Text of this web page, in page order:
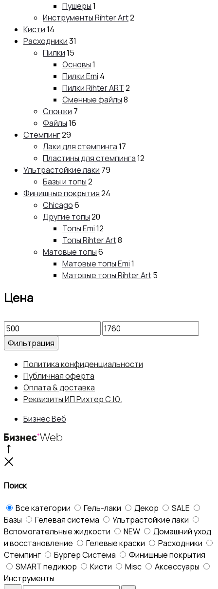
Пушеры1
Инструменты Rihter Art2
Кисти14
Расходники31
Пилки15
Основы1
Пилки Emi 4
Пилки Rihter ART2
Сменные файлы8
Спонжи 7
Файлы16
Стемпинг29
Лаки для стемпинга17
Пластины для стемпинга12
Ультрастойкие лаки 79
Базы и топы2
Финишные покрытия24
Chicago6
Другие топы20
Топы Emi12
Топы Rihter Art8
Матовые топы6
Матовые топы Emi1
Матовые топы Rihter Art5
Цена
Минимальная
цена
Максимальная
цена
Фильтрация
Политика конфиденциальности
Публичная оферта
Оплата & доставка
Реквизиты ИП Рихтер С.Ю.
Бизнес Веб
Поиск
Все категории Гель-лаки Декор
SALE
Базы
Гелевая система
Ультрастойкие лаки
Вспомогательные жидкости
NEW
Домашний уход
и восстановление
Гелевые краски
Расходники
Стемпинг
Бургер Система
Финишные покрытия
SMART педикюр
Кисти Misc
Аксессуары
Инструменты